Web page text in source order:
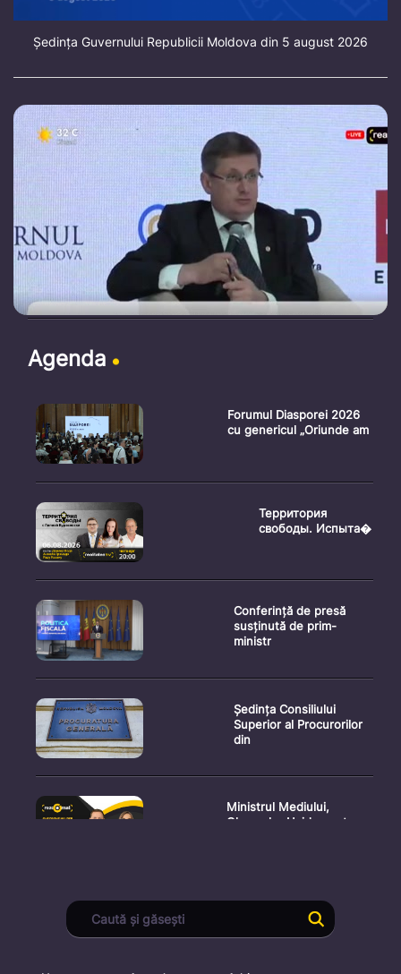
Ședința Guvernului Republicii Moldova din 5 august 2026
Agenda
Forumul Diasporei 2026
cu genericul „Oriunde am
Территория
свободы. Испыта�
Conferință de presă
susținută de prim-
ministr
Ședința Consiliului
Superior al Procurorilor
din
Ministrul Mediului,
Gheorghe Hajder, este
Consultări publice privind
proiectul de lege pent